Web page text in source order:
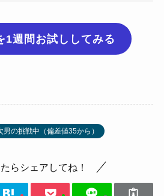
1週間お試ししてみる
男の挑戦中（偏差値35から）
らシェアしてね！